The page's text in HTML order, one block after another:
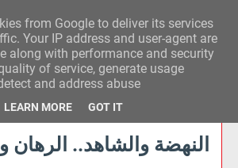
النهضة والشاهد.. الرهان
from Google to deliver its services
Your IP address and user-agent are
along with performance and security
of service, generate usage
and address abuse.
LEARN MORE GOT IT